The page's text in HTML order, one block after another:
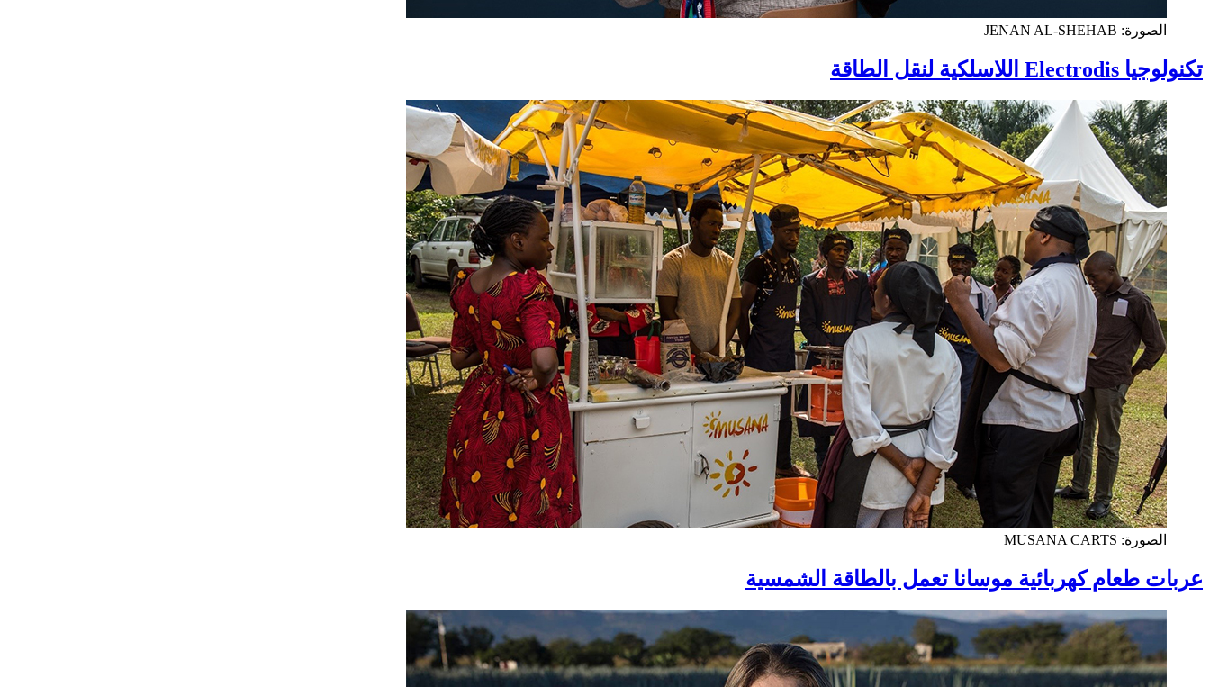
الصورة: JENAN AL-SHEHAB
تكنولوجيا Electrodis اللاسلكية لنقل الطاقة
الصورة: MUSANA CARTS
عربات طعام كهربائية موسانا تعمل بالطاقة الشمسية